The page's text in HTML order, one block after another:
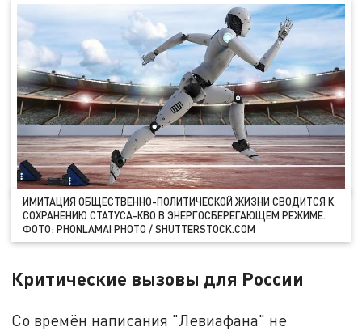
ИМИТАЦИЯ ОБЩЕСТВЕННО-ПОЛИТИЧЕСКОЙ ЖИЗНИ СВОДИТСЯ К
СОХРАНЕНИЮ СТАТУСА-КВО В ЭНЕРГОСБЕРЕГАЮЩЕМ РЕЖИМЕ.
ФОТО: PHONLAMAI PHOTO / SHUTTERSTOCK.COM
Критические вызовы для России
Со времён написания "Левиафана" не